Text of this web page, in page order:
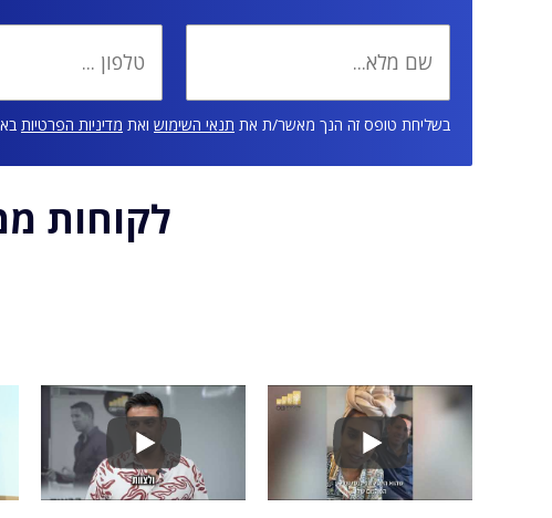
בשליחת טופס זה הנך מאשר/ת את תנאי השימוש ואת מדיניות הפרטיות
לקוחות